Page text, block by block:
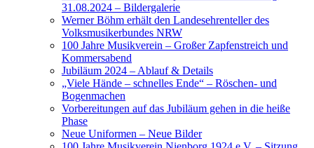
31.08.2024 – Bildergalerie
Werner Böhm erhält den Landesehrenteller des
Volksmusikerbundes NRW
100 Jahre Musikverein – Großer Zapfenstreich und
Kommersabend
Jubiläum 2024 – Ablauf & Details
„Viele Hände – schnelles Ende“ – Röschen- und
Bogenmachen
Vorbereitungen auf das Jubiläum gehen in die heiße
Phase
Neue Uniformen – Neue Bilder